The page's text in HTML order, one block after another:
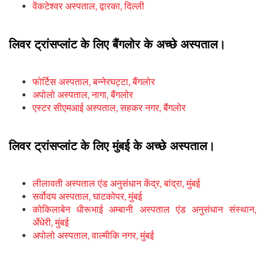
वेंकटेश्वर अस्पताल, द्वारका, दिल्ली
लिवर ट्रांसप्लांट के लिए बैंगलोर के अच्छे अस्पताल।
फोर्टिस अस्पताल, बन्नेरघट्टा, बैंगलोर
अपोलो अस्पताल, नागा, बैंगलोर
एस्टर सीएमआई अस्पताल, सहकर नगर, बैंगलोर
लिवर ट्रांसप्लांट के लिए मुंबई के अच्छे अस्पताल।
लीलावती अस्पताल एंड अनुसंधान केंद्र, बांद्रा, मुंबई
सर्वोदय अस्पताल, घाटकोपर, मुंबई
कोकिलाबेन धीरूभाई अम्बानी अस्पताल एंड अनुसंधान संस्थान,
अँधेरी, मुंबई
अपोलो अस्पताल, वाल्मीकि नगर, मुंबई